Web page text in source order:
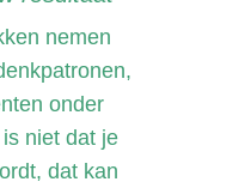
nemen
onder
niet dat je
dat kan